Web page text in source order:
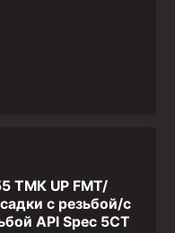
ТМК UP FMT/
с резьбой/с
API Spec 5CT